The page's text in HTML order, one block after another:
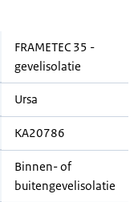
FRAMETEC 35 -
gevelisolatie
Ursa
KA20786
Binnen- of
buitengevelisolatie